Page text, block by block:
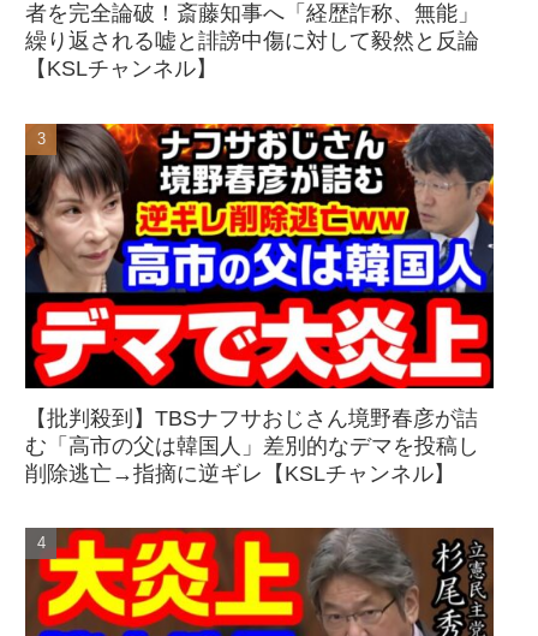
者を完全論破！斎藤知事へ「経歴詐称、無能」
繰り返される嘘と誹謗中傷に対して毅然と反論
【KSLチャンネル】
【批判殺到】TBSナフサおじさん境野春彦が詰
む「高市の父は韓国人」差別的なデマを投稿し
削除逃亡→指摘に逆ギレ【KSLチャンネル】